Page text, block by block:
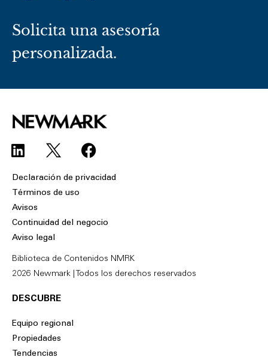
Solicita una asesoría
personalizada.
L
i
n
k
e
d
i
F
a
c
o
o
Declaración de privacidad
Términos de uso
Avisos
Continuidad del negocio
Aviso legal
Biblioteca de Contenidos NMRK
2026 Newmark | Todos los derechos reservados
DESCUBRE
Equipo regional
Propiedades
Tendencias